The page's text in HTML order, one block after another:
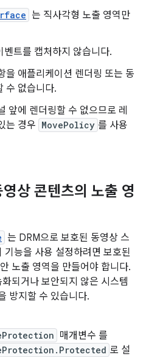
는 직사각형 노출 영역만
벤트를 캡처하지 않습니다.
을 애플리케이션 렌더링 또는 동
수 없습니다.
앞에 렌더링할 수 없으므로 레
는 경우 MovePolicy 를 사용
상 콘텐츠의 노출 영
는 DRM으로 보호된 동영상 스
능을 사용 설정하려면 보호된
노출 영역을 만들어야 합니다.
되거나 보안되지 않은 시스템
방지할 수 있습니다.
매개변수 를
로 설